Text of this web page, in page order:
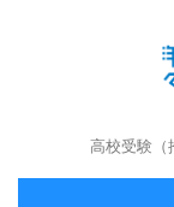
高校受験（